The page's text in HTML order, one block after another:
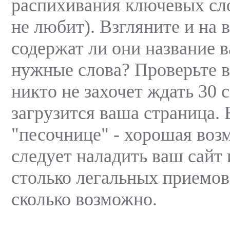
распихивания ключевых
не любит). Взгляните и на
содержат ли они название
нужные слова? Проверьте
никто не захочет ждать 30
загрузится ваша страница.
"песочнице" - хорошая
следует наладить ваш
столько легальных
сколько возможно.